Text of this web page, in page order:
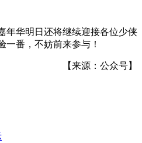
年华明日还将继续迎接各位少侠
一番，不妨前来参与！
【来源：公众号】